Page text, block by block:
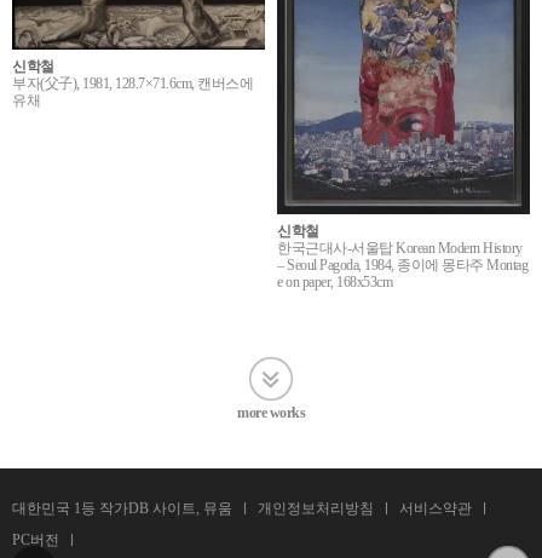
신학철
한국근대사-서울탑 Korean Modern History
– Seoul Pagoda, 1984, 종이에 몽타주 Montag
e on paper, 168x53cm
신학철
부자(父子), 1981, 128.7×71.6cm, 캔버스에
유채
more works
대한민국 1등 작가DB 사이트, 뮤움 개인정보처리방침
서비스약관
PC버전